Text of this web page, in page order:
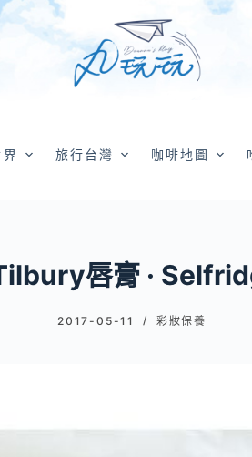
旅行台灣 咖啡地圖
唇膏 ·
2017-05-11 彩妝保養